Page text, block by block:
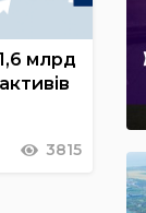
млрд
3815